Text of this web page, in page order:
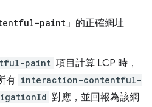
paint 」的正確網址
paint 項目計算 LCP 時，
有 interaction-contentful-
對應，並回報為該網